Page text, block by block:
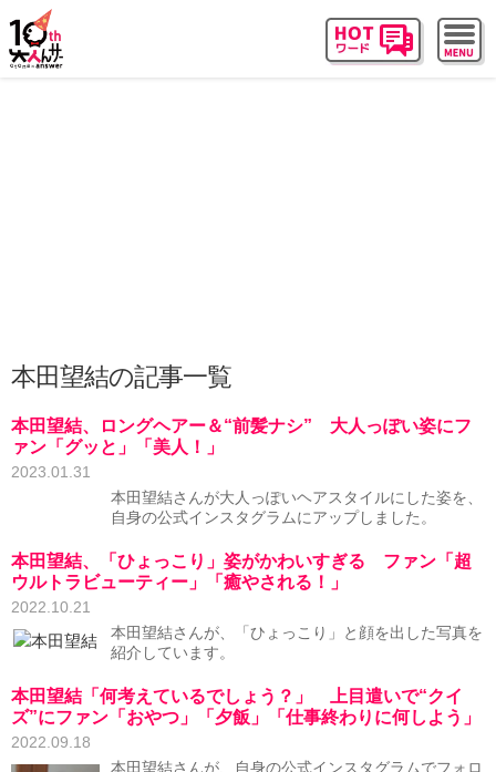
本田望結の記事一覧
本田望結、ロングヘアー＆“前髪ナシ” 大人っぽい姿にフ
ァン「グッと」「美人！」
2023.01.31
本田望結さんが大人っぽいヘアスタイルにした姿を、
自身の公式インスタグラムにアップしました。
本田望結、「ひょっこり」姿がかわいすぎる ファン「超
ウルトラビューティー」「癒やされる！」
2022.10.21
本田望結さんが、「ひょっこり」と顔を出した写真を
紹介しています。
本田望結「何考えているでしょう？」 上目遣いで“クイ
ズ”にファン「おやつ」「夕飯」「仕事終わりに何しよう」
2022.09.18
本田望結さんが、自身の公式インスタグラムでフォロ